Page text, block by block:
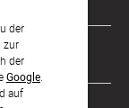
der
zur
der
Google
auf